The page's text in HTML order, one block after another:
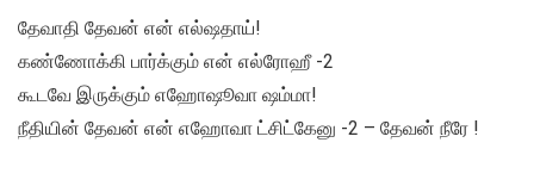
தேவாதி தேவன் என் எல்ஷதாய்!
கண்ணோக்கி பார்க்கும் என் எல்ரோஹீ -2
கூடவே இருக்கும் எஹோஷூவா ஷம்மா!
நீதியின் தேவன் என் எஹோவா ட்சிட்கேனு -2 – தேவன் நீரே !